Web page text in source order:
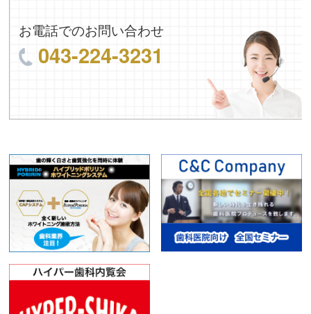
お電話でのお問い合わせ
043-224-3231